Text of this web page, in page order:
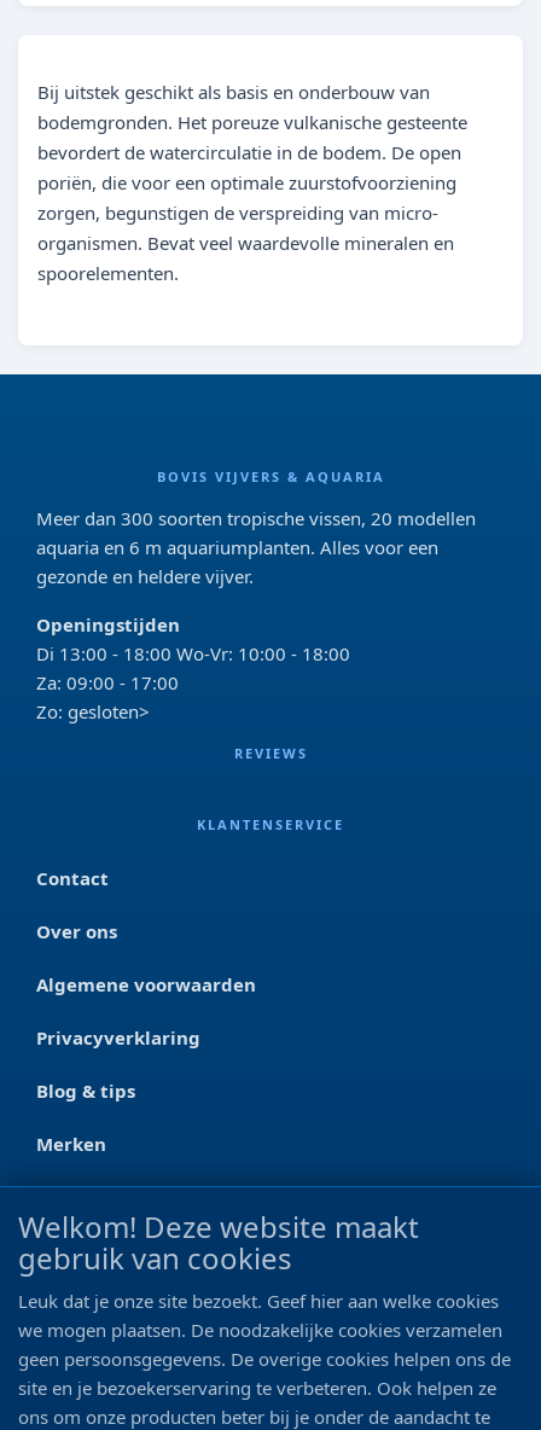
Bij uitstek geschikt als basis en onderbouw van
bodemgronden. Het poreuze vulkanische gesteente
bevordert de watercirculatie in de bodem. De open
poriën, die voor een optimale zuurstofvoorziening
zorgen, begunstigen de verspreiding van micro-
organismen. Bevat veel waardevolle mineralen en
spoorelementen.
BOVIS VIJVERS & AQUARIA
Meer dan 300 soorten tropische vissen, 20 modellen
aquaria en 6 m aquariumplanten. Alles voor een
gezonde en heldere vijver.
Openingstijden
Di 13:00 - 18:00 Wo-Vr: 10:00 - 18:00
Za: 09:00 - 17:00
Zo: gesloten>
REVIEWS
KLANTENSERVICE
Contact
Over ons
Algemene voorwaarden
Privacyverklaring
Blog & tips
Merken
CONTACT
Ootmarsumseweg 125a
0546 - 622 990
06 - 11 19 81 42
Welkom! Deze website maakt
gebruik van cookies
Leuk dat je onze site bezoekt. Geef hier aan welke cookies
we mogen plaatsen. De noodzakelijke cookies verzamelen
geen persoonsgegevens. De overige cookies helpen ons de
site en je bezoekerservaring te verbeteren. Ook helpen ze
ons om onze producten beter bij je onder de aandacht te